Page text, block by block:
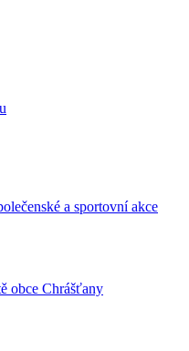
a sportovní akce
obce Chrášťany